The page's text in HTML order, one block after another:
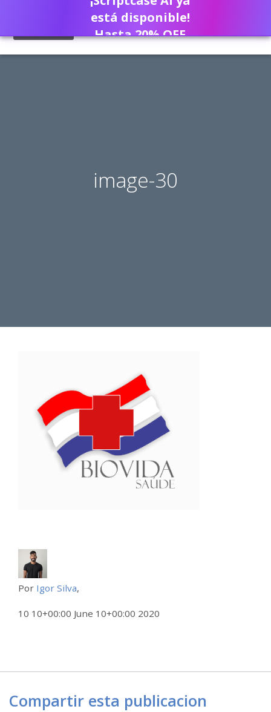
image-30
Por Igor Silva,
10 10+00:00 June 10+00:00 2020
Compartir esta publicacion
está disponible!
Hasta 20% OFF